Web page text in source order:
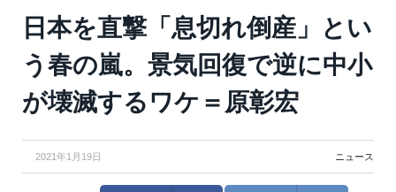
日本を直撃「息切れ倒産」とい
う春の嵐。景気回復で逆に中小
が壊滅するワケ＝原彰宏
2021年1月19日 ニュース